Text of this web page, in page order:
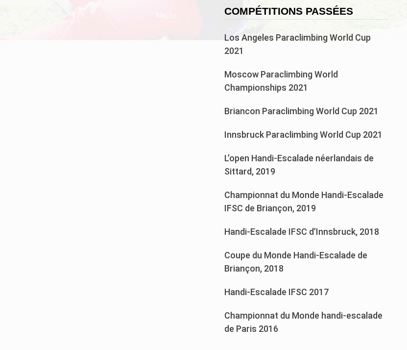
COMPÉTITIONS PASSÉES
Los Angeles Paraclimbing World Cup
2021
Moscow Paraclimbing World
Championships 2021
Briancon Paraclimbing World Cup 2021
Innsbruck Paraclimbing World Cup 2021
L’open Handi-Escalade néerlandais de
Sittard, 2019
Championnat du Monde Handi-Escalade
IFSC de Briançon, 2019
Handi-Escalade IFSC d’Innsbruck, 2018
Coupe du Monde Handi-Escalade de
Briançon, 2018
Handi-Escalade IFSC 2017
Championnat du Monde handi-escalade
de Paris 2016